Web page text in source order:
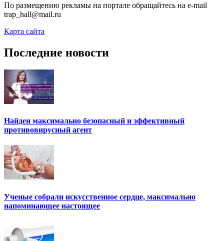
По размещению рекламы на портале обращайтесь на e-mail
trap_hall@mail.ru
Карта сайта
Последние новости
Найден максимально безопасный и эффективный
противовирусный агент
Ученые собрали искусственное сердце, максимально
напоминающее настоящее